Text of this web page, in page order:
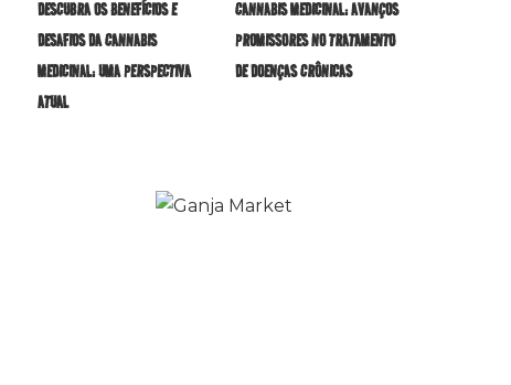
DESCUBRA OS BENEFÍCIOS E
DESAFIOS DA CANNABIS
MEDICINAL: UMA PERSPECTIVA
ATUAL
CANNABIS MEDICINAL: AVANÇOS
PROMISSORES NO TRATAMENTO
DE DOENÇAS CRÔNICAS